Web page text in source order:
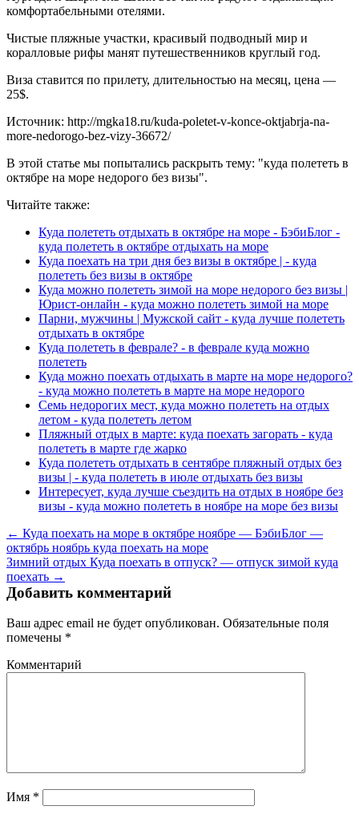
комфортабельными отелями.
Чистые пляжные участки, красивый подводный мир и
коралловые рифы манят путешественников круглый год.
Виза ставится по прилету, длительностью на месяц, цена —
25$.
Источник: http://mgka18.ru/kuda-poletet-v-konce-oktjabrja-na-
more-nedorogo-bez-vizy-36672/
В этой статье мы попытались раскрыть тему: "куда полететь в
октябре на море недорого без визы".
Читайте также:
Куда полететь отдыхать в октябре на море - БэбиБлог -
куда полететь в октябре отдыхать на море
Куда поехать на три дня без визы в октябре | - куда
полететь без визы в октябре
Куда можно полететь зимой на море недорого без визы |
Юрист-онлайн - куда можно полететь зимой на море
Парни, мужчины | Мужской сайт - куда лучше полететь
отдыхать в октябре
Куда полететь в феврале? - в феврале куда можно
полететь
Куда можно поехать отдыхать в марте на море недорого?
- куда можно полететь в марте на море недорого
Семь недорогих мест, куда можно полететь на отдых
летом - куда полететь летом
Пляжный отдых в марте: куда поехать загорать - куда
полететь в марте где жарко
Куда полететь отдыхать в сентябре пляжный отдых без
визы | - куда полететь в июле отдыхать без визы
Интересует, куда лучше съездить на отдых в ноябре без
визы - куда можно полететь в ноябре на море без визы
← Куда поехать на море в октябре ноябре — БэбиБлог —
октябрь ноябрь куда поехать на море
Зимний отдых Куда поехать в отпуск? — отпуск зимой куда
поехать →
Добавить комментарий
Ваш адрес email не будет опубликован. Обязательные поля
помечены *
Комментарий
Имя *